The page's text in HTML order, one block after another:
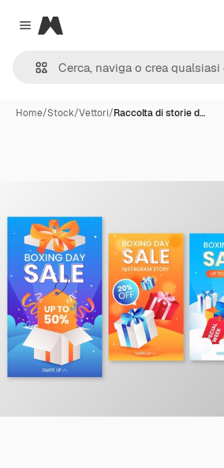
Close menu
Magnific
Home/Stock/Vettori/Raccolta di storie d…